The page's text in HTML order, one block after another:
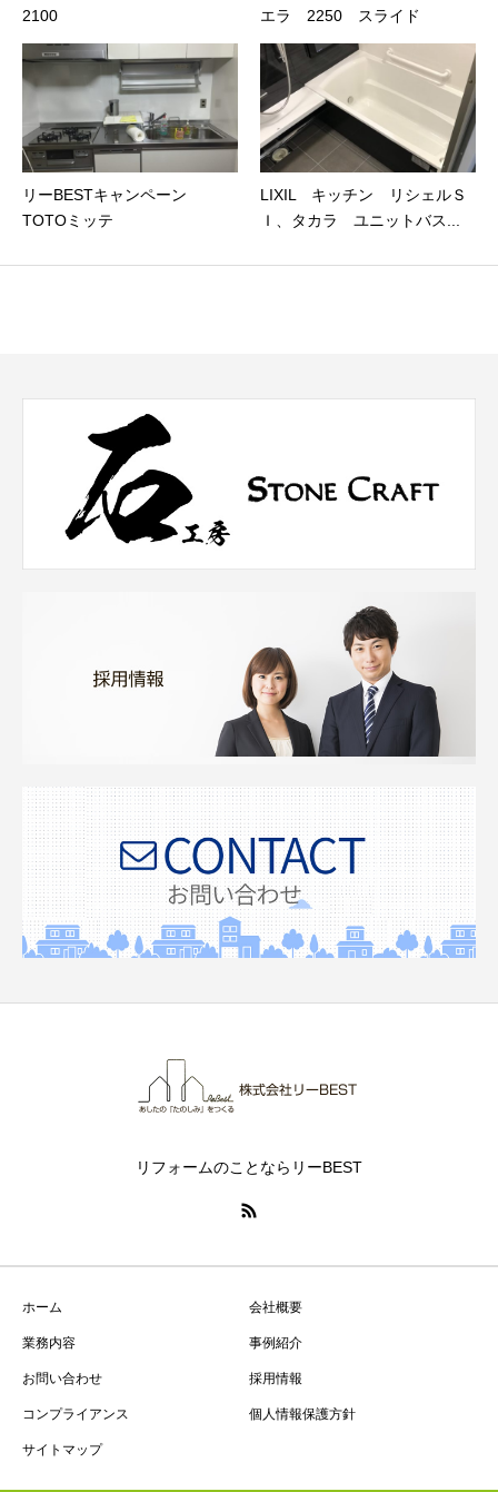
2100
エラ 2250 スライド
リーBESTキャンペーン
TOTOミッテ
LIXIL キッチン リシェルＳ
Ｉ、タカラ ユニットバス...
リフォームのことならリーBEST
ホーム 会社概要
業務内容 事例紹介
お問い合わせ 採用情報
コンプライアンス 個人情報保護方針
サイトマップ